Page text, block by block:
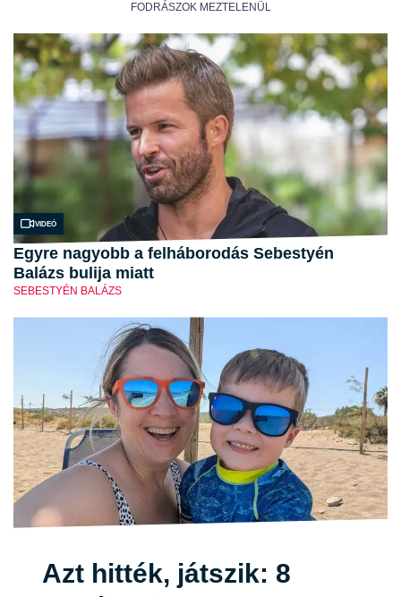
FODRÁSZOK MEZTELENÜL
Videó
Egyre nagyobb a felháborodás Sebestyén
Balázs bulija miatt
SEBESTYÉN BALÁZS
Azt hitték, játszik: 8